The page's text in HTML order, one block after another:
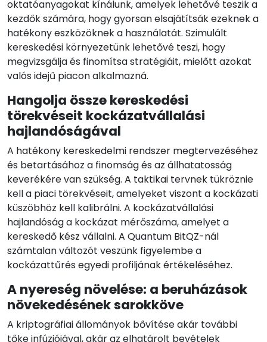
oktatóanyagokat kínálunk, amelyek lehetővé teszik a
kezdők számára, hogy gyorsan elsajátítsák ezeknek a
hatékony eszközöknek a használatát. Szimulált
kereskedési környezetünk lehetővé teszi, hogy
megvizsgálja és finomítsa stratégiáit, mielőtt azokat
valós idejű piacon alkalmazná.
Hangolja össze kereskedési
törekvéseit kockázatvállalási
hajlandóságával
A hatékony kereskedelmi rendszer megtervezéséhez
és betartásához a finomság és az állhatatosság
keverékére van szükség. A taktikai tervnek tükröznie
kell a piaci törekvéseit, amelyeket viszont a kockázati
küszöbhöz kell kalibrálni. A kockázatvállalási
hajlandóság a kockázat mérőszáma, amelyet a
kereskedő kész vállalni. A Quantum BitQZ-nál
számtalan változót veszünk figyelembe a
kockázattűrés egyedi profiljának értékeléséhez.
A nyereség növelése: a beruházások
növekedésének sarokköve
A kriptográfiai állományok bővítése akár további
tőke infúziójával, akár az elhatárolt bevételek